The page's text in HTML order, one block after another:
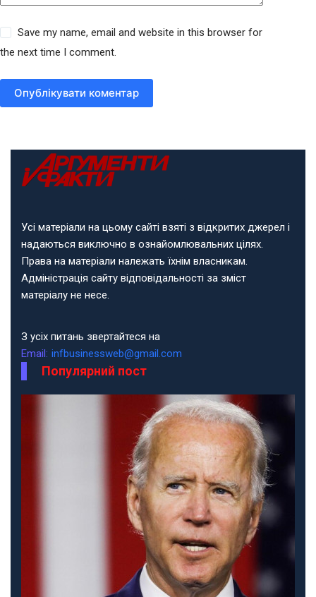
Save my name, email and website in this browser for
the next time I comment.
Опублікувати коментар
Усі матеріали на цьому сайті взяті з відкритих джерел і
надаються виключно в ознайомлювальних цілях.
Права на матеріали належать їхнім власникам.
Адміністрація сайту відповідальності за зміст
матеріалу не несе.
З усіх питань звертайтеся на
Email: infbusinessweb@gmail.com
Популярний пост